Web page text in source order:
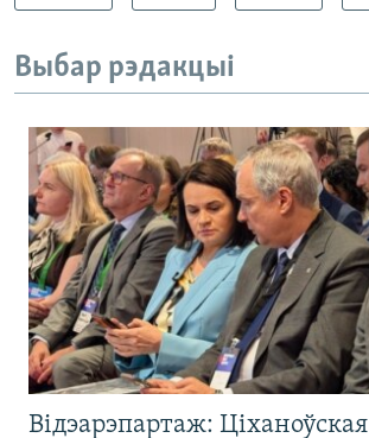
Выбар рэдакцыі
Відэарэпартаж: